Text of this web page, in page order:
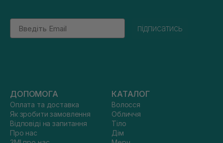
Email
підписатись
ДОПОМОГА
Оплата та доставка
Як зробити замовлення
Відповіді на запитання
Про нас
КАТАЛОГ
Волосся
Обличчя
Тіло
Дім